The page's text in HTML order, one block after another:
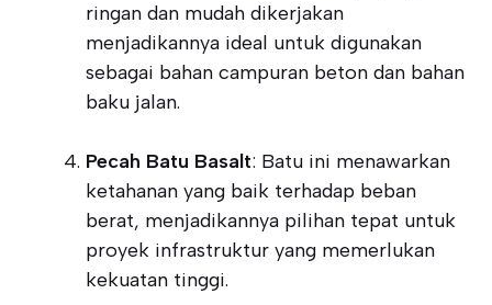
ringan dan mudah dikerjakan
menjadikannya ideal untuk digunakan
sebagai bahan campuran beton dan bahan
baku jalan.
Pecah Batu Basalt: Batu ini menawarkan
ketahanan yang baik terhadap beban
berat, menjadikannya pilihan tepat untuk
proyek infrastruktur yang memerlukan
kekuatan tinggi.